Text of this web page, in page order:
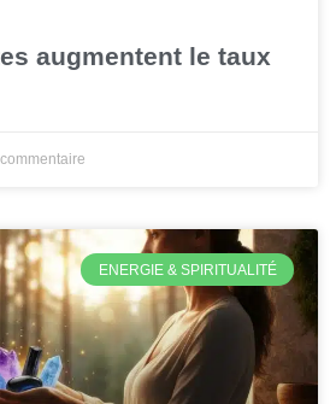
augmentent le taux
ENERGIE & SPIRITUALITÉ